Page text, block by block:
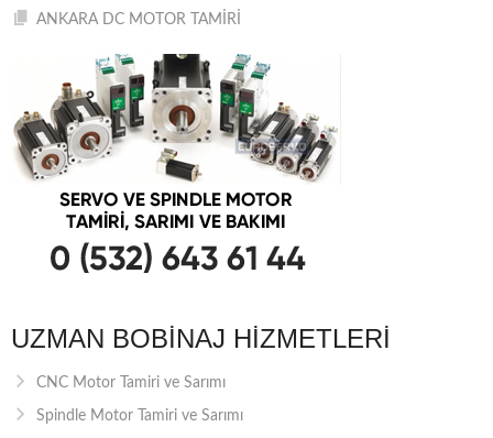
ANKARA DC MOTOR TAMİRİ
UZMAN BOBINAJ HIZMETLERI
CNC Motor Tamiri ve Sarımı
Spindle Motor Tamiri ve Sarımı